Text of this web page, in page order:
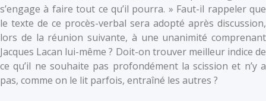
s’engage à faire tout ce qu’il pourra. » Faut-il rappeler que
le texte de ce procès-verbal sera adopté après discussion,
lors de la réunion suivante, à une unanimité comprenant
Jacques Lacan lui-même ? Doit-on trouver meilleur indice de
ce qu’il ne souhaite pas profondément la scission et n’y a
pas, comme on le lit parfois, entraîné les autres ?